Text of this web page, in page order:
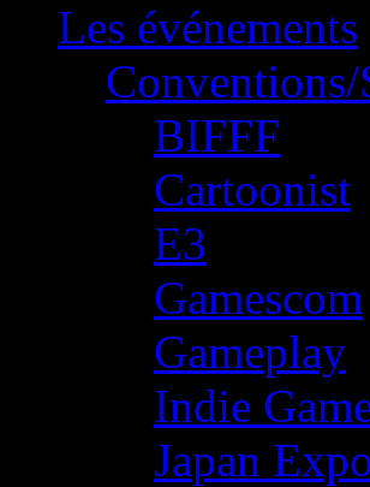
Les événements
Conventions/
BIFFF
Cartoonist
E3
Gamescom
Gameplay
Indie
Japan